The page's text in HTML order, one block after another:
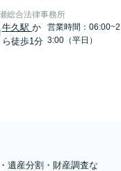
総合法律事務所
牛久駅 か
ら徒歩1分
営業時間：06:00~2
3:00（平日）
遺産分割・財産調査な